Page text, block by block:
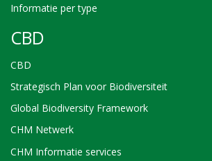
Informatie per type
CBD
CBD
Strategisch Plan voor Biodiversiteit
Global Biodiversity Framework
CHM Netwerk
CHM Informatie services